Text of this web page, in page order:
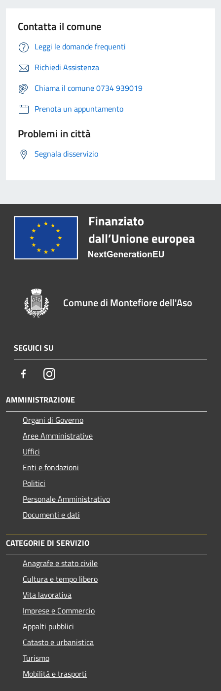
Contatta il comune
Leggi le domande frequenti
Richiedi Assistenza
Chiama il comune 0734 939019
Prenota un appuntamento
Problemi in città
Segnala disservizio
Comune di Montefiore dell'Aso
SEGUICI SU
FacebookInstagram
AMMINISTRAZIONE
Organi di Governo
Aree Amministrative
Uffici
Enti e fondazioni
Politici
Personale Amministrativo
Documenti e dati
CATEGORIE DI SERVIZIO
Anagrafe e stato civile
Cultura e tempo libero
Vita lavorativa
Imprese e Commercio
Appalti pubblici
Catasto e urbanistica
Turismo
Mobilità e trasporti